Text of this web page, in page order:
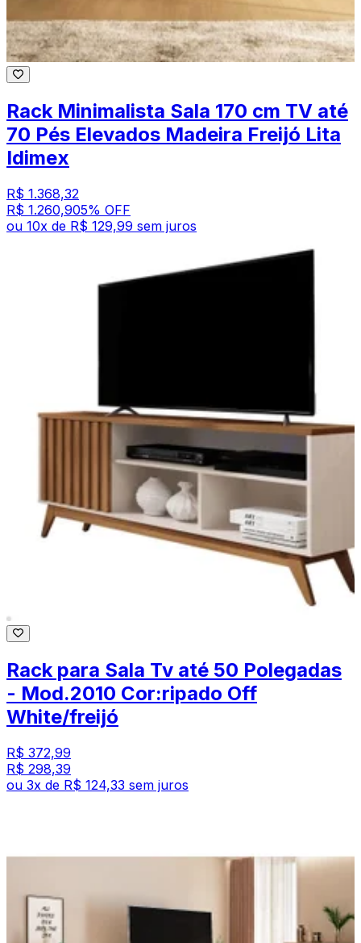
Rack Minimalista Sala 170 cm TV até
70 Pés Elevados Madeira Freijó Lita
Idimex
R$ 1.368,32
R$ 1.260,905% OFF
ou 10x de R$ 129,99 sem juros
Rack para Sala Tv até 50 Polegadas
- Mod.2010 Cor:ripado Off
White/freijó
R$ 372,99
R$ 298,39
ou 3x de R$ 124,33 sem juros